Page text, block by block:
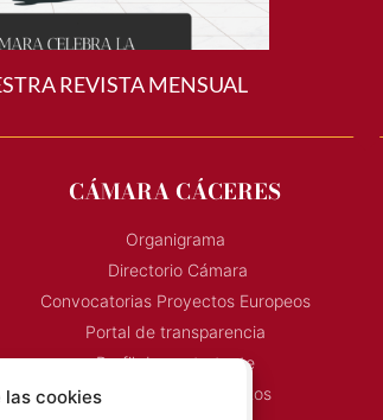
cookies
REVISTA MENSUAL
CÁMARA CÁCERES
Organigrama
Directorio Cámara
Convocatorias Proyectos Europeos
Portal de transparencia
Perfil de contratante
Convocatoria Proyectos